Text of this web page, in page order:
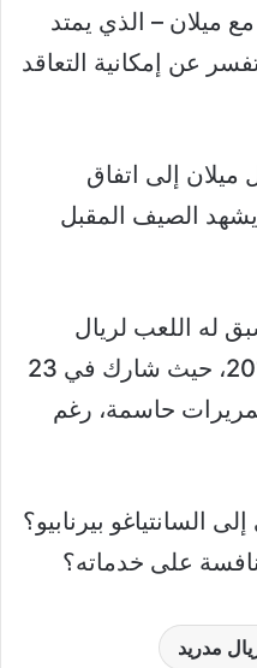
ميلان – الذي يمتد
كما استفسر عن إمكانية التعاقد
إلى اتفاق
يشهد الصيف المقبل
له اللعب لريال
مدريد في موسم 2017-2018، حيث شارك في 23
تمريرات حاسمة، رغم
السانتياغو بيرنابيو؟
على خدماته؟
مدريد